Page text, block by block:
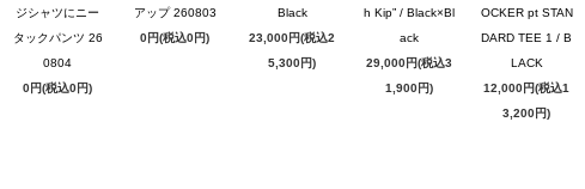
ジシャツにニー
タックパンツ 26
0804
0円(税込0円)
アップ 260803
0円(税込0円)
Black
23,000円(税込2
5,300円)
h Kip” / Black×Bl
ack
29,000円(税込3
1,900円)
OCKER pt STAN
DARD TEE 1 / B
LACK
12,000円(税込1
3,200円)